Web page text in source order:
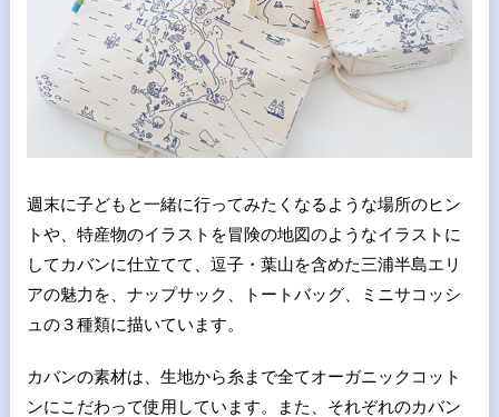
週末に子どもと一緒に行ってみたくなるような場所のヒン
トや、特産物のイラストを冒険の地図のようなイラストに
してカバンに仕立てて、逗子・葉山を含めた三浦半島エリ
アの魅力を、ナップサック、トートバッグ、ミニサコッシ
ュの３種類に描いています。
カバンの素材は、生地から糸まで全てオーガニックコット
ンにこだわって使用しています。また、それぞれのカバン